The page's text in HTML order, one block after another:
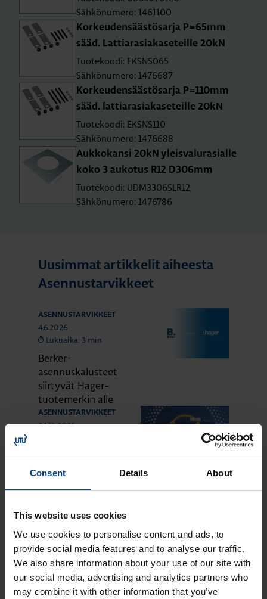
Consent Details About
This website uses cookies
We use cookies to personalise content and ads, to
provide social media features and to analyse our traffic.
We also share information about your use of our site with
our social media, advertising and analytics partners who
may combine it with other information that you’ve
Sähkönumero: 1461100
Kor­keu­den­sääs­tö­sar­ja P=65mm
sääd. Lat­tia­rasia­kas­e­teil­le 20kN
Tuotekoodi: EKSNS065
Sähkönumero: 1476687
Kor­keu­den­sääs­tö­sar­ja P=110mm
sääd. lat­tia­rasia­kas­e­teil­le 20kN
Tuotekoodi: EKSNS110
Sähkönumero: 1476688
Auk­ko­kan­si 20kN yleis­va­lu­ra­sial­le
koko 3 au­ko­tus R12 D306mm
Tuotekoodi: UDM3306SLR12
Sähkönumero: 1476786
Uusimmat artikkelit aiheesta
Asennustarvikkeet
ASENNUSTARVIKKEET
4.6.2026
Lukuaika: 3 min
Berker-
asennuskalusteet
siirtyvät Hager-
tuotemerkin alle
ASENNUSTARVIKKEET
24.11.2025
Domovea –
älykodin toiminnot
ASENNUSTARVIKKEET
Lukuaika: 3 min
Matter – uusi
älykotistandardi
ASENNUSTARVIKKEET
16.10.2025